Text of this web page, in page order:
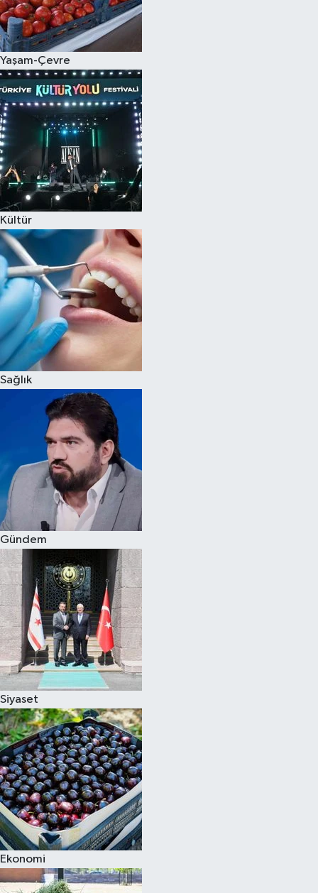
Yaşam-Çevre
Kültür
Sağlık
Gündem
Siyaset
Ekonomi
Spor
Burç Yorumları
Çocuk
Eğitim
Hava Durumu
Kadın
Kim kimdir?
Kültür Sanat
Sağlık
Siyaset
Teknoloji
Televizyon
Yaşam-Çevre